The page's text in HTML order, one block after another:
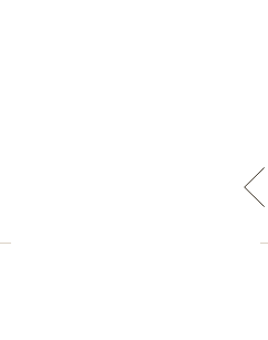
pěna pro ošetření